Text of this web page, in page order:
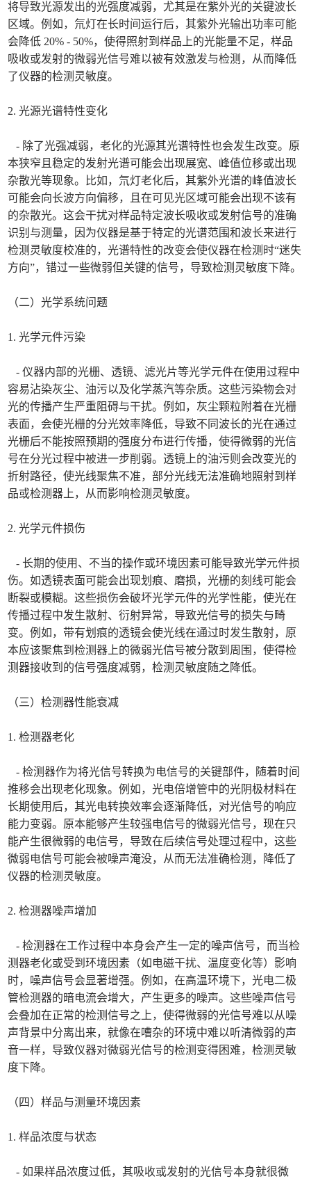
将导致光源发出的光强度减弱，尤其是在紫外光的关键波长
区域。例如，氘灯在长时间运行后，其紫外光输出功率可能
会降低 20% - 50%，使得照射到样品上的光能量不足，样品
吸收或发射的微弱光信号难以被有效激发与检测，从而降低
了仪器的检测灵敏度。
2. 光源光谱特性变化
- 除了光强减弱，老化的光源其光谱特性也会发生改变。原
本狭窄且稳定的发射光谱可能会出现展宽、峰值位移或出现
杂散光等现象。比如，氘灯老化后，其紫外光谱的峰值波长
可能会向长波方向偏移，且在可见光区域可能会出现不该有
的杂散光。这会干扰对样品特定波长吸收或发射信号的准确
识别与测量，因为仪器是基于特定的光谱范围和波长来进行
检测灵敏度校准的，光谱特性的改变会使仪器在检测时“迷失
方向”，错过一些微弱但关键的信号，导致检测灵敏度下降。
（二）光学系统问题
1. 光学元件污染
- 仪器内部的光栅、透镜、滤光片等光学元件在使用过程中
容易沾染灰尘、油污以及化学蒸汽等杂质。这些污染物会对
光的传播产生严重阻碍与干扰。例如，灰尘颗粒附着在光栅
表面，会使光栅的分光效率降低，导致不同波长的光在通过
光栅后不能按照预期的强度分布进行传播，使得微弱的光信
号在分光过程中被进一步削弱。透镜上的油污则会改变光的
折射路径，使光线聚焦不准，部分光线无法准确地照射到样
品或检测器上，从而影响检测灵敏度。
2. 光学元件损伤
- 长期的使用、不当的操作或环境因素可能导致光学元件损
伤。如透镜表面可能会出现划痕、磨损，光栅的刻线可能会
断裂或模糊。这些损伤会破坏光学元件的光学性能，使光在
传播过程中发生散射、衍射异常，导致光信号的损失与畸
变。例如，带有划痕的透镜会使光线在通过时发生散射，原
本应该聚焦到检测器上的微弱光信号被分散到周围，使得检
测器接收到的信号强度减弱，检测灵敏度随之降低。
（三）检测器性能衰减
1. 检测器老化
- 检测器作为将光信号转换为电信号的关键部件，随着时间
推移会出现老化现象。例如，光电倍增管中的光阴极材料在
长期使用后，其光电转换效率会逐渐降低，对光信号的响应
能力变弱。原本能够产生较强电信号的微弱光信号，现在只
能产生很微弱的电信号，导致在后续信号处理过程中，这些
微弱电信号可能会被噪声淹没，从而无法准确检测，降低了
仪器的检测灵敏度。
2. 检测器噪声增加
- 检测器在工作过程中本身会产生一定的噪声信号，而当检
测器老化或受到环境因素（如电磁干扰、温度变化等）影响
时，噪声信号会显著增强。例如，在高温环境下，光电二极
管检测器的暗电流会增大，产生更多的噪声。这些噪声信号
会叠加在正常的检测信号之上，使得微弱的光信号难以从噪
声背景中分离出来，就像在嘈杂的环境中难以听清微弱的声
音一样，导致仪器对微弱光信号的检测变得困难，检测灵敏
度下降。
（四）样品与测量环境因素
1. 样品浓度与状态
- 如果样品浓度过低，其吸收或发射的光信号本身就很微